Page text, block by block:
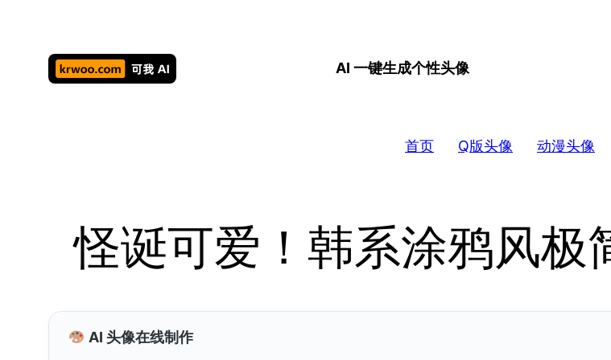
AI 一键生成个性头像
首页 Q版头像 动漫头像
怪诞可爱！韩系涂鸦风极
AI 头像在线制作